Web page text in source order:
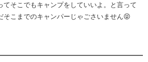
てそこでもキャンプをしていいよ。と言って
そこまでのキャンパーじゃごさいません😝